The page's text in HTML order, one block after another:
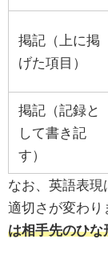
掲記（上に掲
げた項目）
掲記（記録と
して書き記
す）
なお、英語表
適切さが変わり
は相手先のひな